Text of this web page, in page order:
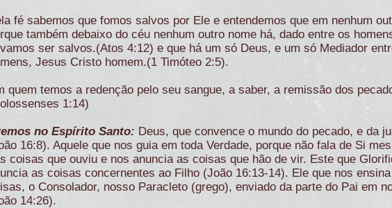
fé sabemos que fomos salvos por Ele e entendemos que em nenhum
também debaixo do céu nenhum outro nome há, dado entre os
ser salvos.(Atos 4:12) e que há um só Deus, e um só Mediador
Jesus Cristo homem.(1 Timóteo 2:5).
quem temos a redenção pelo seu sangue, a saber, a remissão dos
1:14)
no Espírito Santo: Deus, que convence o mundo do pecado, e da
16:8). Aquele que nos guia em toda Verdade, porque não fala de Si
coisas que ouviu e nos anuncia as coisas que hão de vir. Este que
as coisas concernentes ao Filho (João 16:13-14). Ele que nos
o Consolador, nosso Paracleto (grego), enviado da parte do Pai em
14:26).